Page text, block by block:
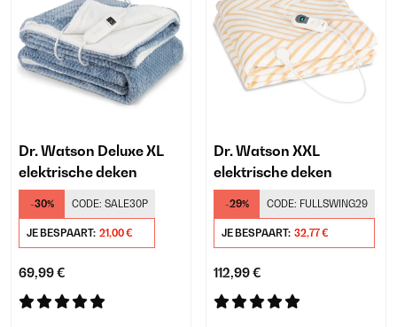
Dr. Watson Deluxe XL
elektrische deken
-30% CODE: SALE30P
JE BESPAART: 21,00 €
69,99 €
Dr. Watson XXL
elektrische deken
-29% CODE: FULLSWING29
JE BESPAART: 32,77 €
112,99 €